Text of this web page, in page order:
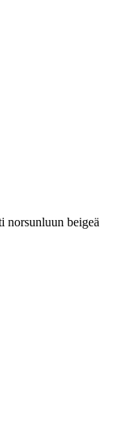
norsunluun beigeä